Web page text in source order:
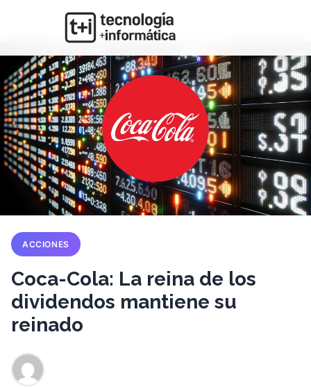
ACCIONES
Coca-Cola: La reina de los
dividendos mantiene su
reinado